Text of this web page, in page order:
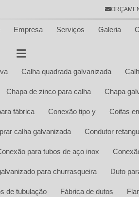
Empresa Serviços Galeria
Calha quadrada galvanizada
Chapa de zinco para calha Chapa
fábrica Conexão tipo y Coifas
calha galvanizada Condutor
para tubos de aço inox
para churrasqueira Duto
de tubulação Fábrica de dutos